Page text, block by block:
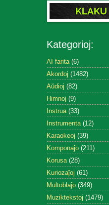
Kategorioj:
AI-farita (6)
Akordoj (1482)
Aŭdioj (82)
Himnoj (9)
Instrua (33)
Instrumenta (12)
Karaokeoj (39)
Komponaĵo (211)
Korusa (28)
Kuriozaĵoj (61)
Multoblaĵo (349)
Muziktekstoj (1479)